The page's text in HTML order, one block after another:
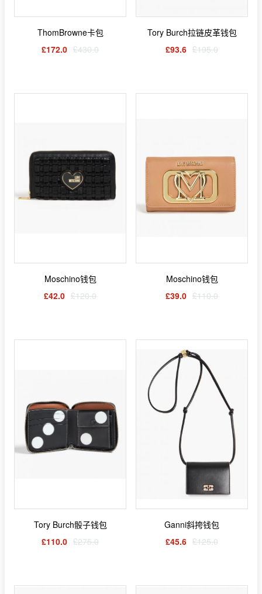
ThomBrowne卡包
£172.0 £430.0
Tory Burch拉链皮革钱包
£93.6 £195.0
Moschino钱包
£42.0 £120.0
Moschino钱包
£39.0 £110.0
Tory Burch骰子钱包
£110.0 £275.0
Ganni斜挎钱包
£45.6 £125.0